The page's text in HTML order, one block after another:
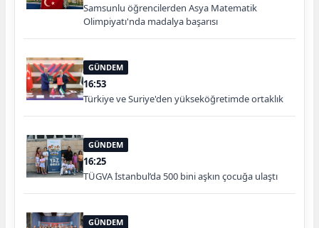
Samsunlu öğrencilerden Asya Matematik
Olimpiyatı'nda madalya başarısı
GÜNDEM
16:53
Türkiye ve Suriye'den yükseköğretimde ortaklık
GÜNDEM
16:25
TÜGVA İstanbul’da 500 bini aşkın çocuğa ulaştı
GÜNDEM